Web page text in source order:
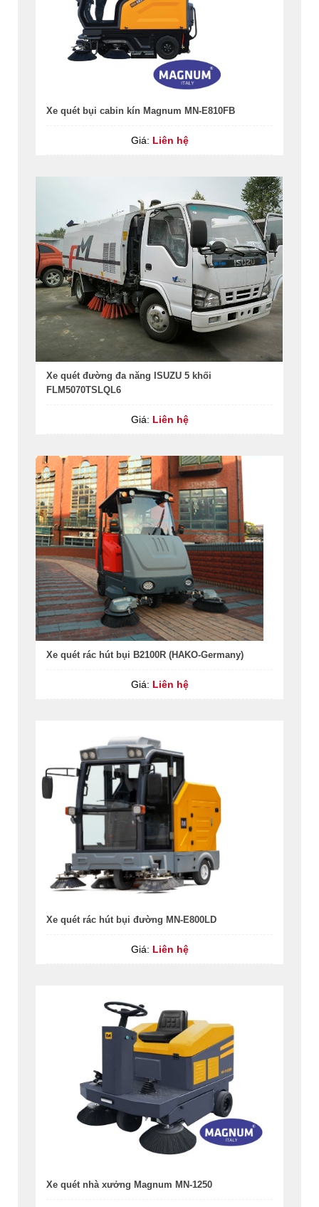
Xe quét bụi cabin kín Magnum MN-E810FB
Giá: Liên hệ
Xe quét đường đa năng ISUZU 5 khối
FLM5070TSLQL6
Giá: Liên hệ
Xe quét rác hút bụi B2100R (HAKO-Germany)
Giá: Liên hệ
Xe quét rác hút bụi đường MN-E800LD
Giá: Liên hệ
Xe quét nhà xưởng Magnum MN-1250